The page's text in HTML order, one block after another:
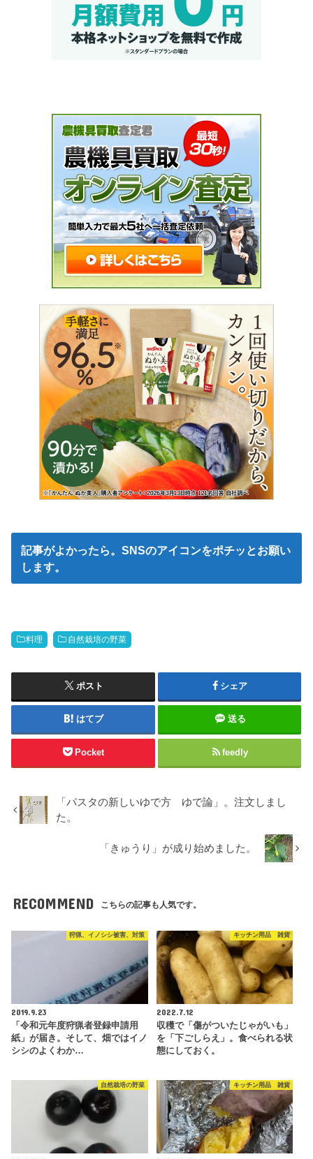
記事がよかったら。SNSのアイコンをポチッとお願い
します。
料理 自然栽培の野菜
ポスト シェア
はてブ 送る
Pocket feedly
「パスタの新しいゆで方 ゆで論」。注文しまし
た。
「きゅうり」が成り始めました。
RECOMMEND こちらの記事も人気です。
狩猟、イノシシ被害、対策
2019.9.23
「令和元年度狩猟者登録申請用
紙」が届き。そして、畑ではイノ
シシのよくわか…
キッチン用品 雑貨
2022.7.12
収穫で「傷がついたじゃがいも」
を「下ごしらえ」。食べられる状
態にしておく。
自然栽培の野菜 キッチン用品 雑貨